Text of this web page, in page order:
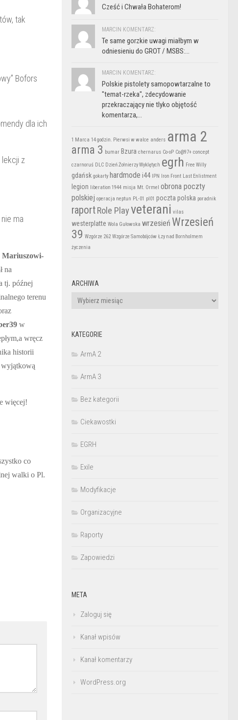
tak
Bofors
dla ich
z
ma
Mariuszowi-
na
tj. późnej
terenu
w
wręcz
historii
więcej!
co
walki o Pl.
Cześć i Chwała Bohaterom!
MARCIN KOMENTARZ:
Te same gorzkie uwagi miałbym w
odniesieniu do GROT / MSBS:...
MARCIN KOMENTARZ:
Polskie pistolety samopowtarzalne to
"temat-rzeka", zdecydowanie
przekraczający nie tlyko objętość
komentarza,...
1 Marca 14 godzin. Pierwsi w walce anders arma 2
arma 3 bumar Bzura chernarus Co-oP Co@97+ concept
czarnoruś DLC Dzień Żołnierzy Wyklętych egrh Free Willy
gdańsk gokarty hardmode i44 IPN Iron Front Last Enlistment
legion liberation 1944 misja Mt. Ormel obrona poczty
polskiej operacja neptun PL-01 pl01 poczta polska poradnik
raportRole Playveterani vilas
westerplatte Wola Gułowska wrzesień Wrzesień
39 Wzgórze 262 Wzgórze Samobójców Łzy nad Bornholmem
życzenia
ARCHIWA
Archiwa
KATEGORIE
ArmA 2
ArmA 3
Bez kategorii
Ciekawostki
EGRH
Exile
Modyfikacje
Organizacyjne
Raporty
Zapowiedzi
META
Zaloguj się
Kanał wpisów
Kanał komentarzy
WordPress.org